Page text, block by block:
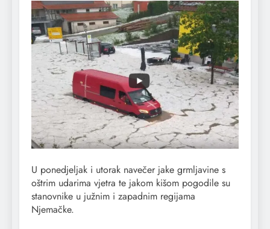
U ponedjeljak i utorak navečer jake grmljavine s
oštrim udarima vjetra te jakom kišom pogodile su
stanovnike u južnim i zapadnim regijama
Njemačke.